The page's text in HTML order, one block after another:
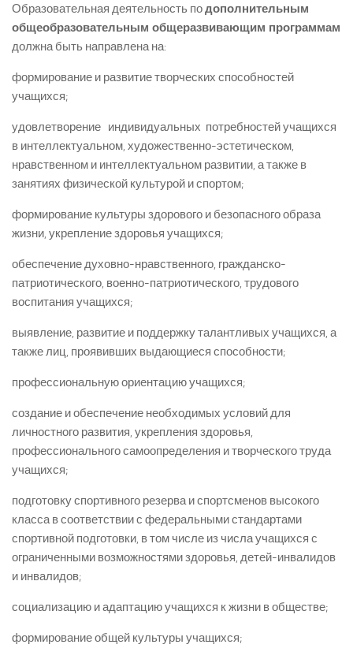
Образовательная деятельность подополнительным
общеобразовательным общеразвивающим программам
должна быть направлена на:
формирование и развитие творческих способностей
учащихся;
удовлетворение индивидуальных потребностей учащихся
в интеллектуальном, художественно-эстетическом,
нравственном и интеллектуальном развитии, а также в
занятиях физической культурой и спортом;
формирование культуры здорового и безопасного образа
жизни, укрепление здоровья учащихся;
обеспечение духовно-нравственного, гражданско-
патриотического, военно-патриотического, трудового
воспитания учащихся;
выявление, развитие и поддержку талантливых учащихся, а
также лиц, проявивших выдающиеся способности;
профессиональную ориентацию учащихся;
создание и обеспечение необходимых условий для
личностного развития, укрепления здоровья,
профессионального самоопределения и творческого труда
учащихся;
подготовку спортивного резерва и спортсменов высокого
класса в соответствии с федеральными стандартами
спортивной подготовки, в том числе из числа учащихся с
ограниченными возможностями здоровья, детей-инвалидов
и инвалидов;
социализацию и адаптацию учащихся к жизни в обществе;
формирование общей культуры учащихся;